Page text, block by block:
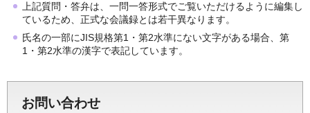
上記質問・答弁は、一問一答形式でご覧いただけるように編集し
ているため、正式な会議録とは若干異なります。
氏名の一部にJIS規格第1・第2水準にない文字がある場合、第
1・第2水準の漢字で表記しています。
お問い合わせ